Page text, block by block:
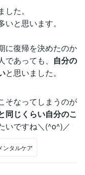
た。
と思います。
に復帰を決めたのか
あっても、 自分の
と思いました。
そなってしまうのが
同じくらい自分のこ
いですね＼(^o^)／
ンタルケア